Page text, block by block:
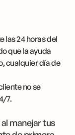
las 24 horas del
que la ayuda
cualquier día de
no se
7.
manejar tus